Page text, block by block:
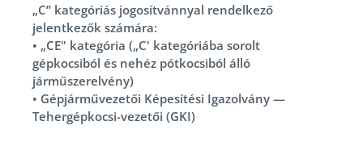
„C” kategóriás jogosítvánnyal rendelkező
jelentkezők számára:
• „CE" kategória („C' kategóriába sorolt
gépkocsiból és nehéz pótkocsiból álló
járműszerelvény)
• Gépjárművezetői Képesítési Igazolvány —
Tehergépkocsi-vezetői (GKI)